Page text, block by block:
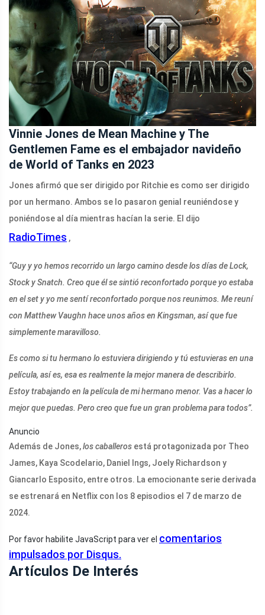
Vinnie Jones de Mean Machine y The
Gentlemen Fame es el embajador navideño
de World of Tanks en 2023
Jones afirmó que ser dirigido por Ritchie es como ser dirigido
por un hermano. Ambos se lo pasaron genial reuniéndose y
poniéndose al día mientras hacían la serie. El dijo
RadioTimes ,
“Guy y yo hemos recorrido un largo camino desde los días de Lock,
Stock y Snatch. Creo que él se sintió reconfortado porque yo estaba
en el set y yo me sentí reconfortado porque nos reunimos. Me reuní
con Matthew Vaughn hace unos años en Kingsman, así que fue
simplemente maravilloso.
Es como si tu hermano lo estuviera dirigiendo y tú estuvieras en una
película, así es, esa es realmente la mejor manera de describirlo.
Estoy trabajando en la película de mi hermano menor. Vas a hacer lo
mejor que puedas. Pero creo que fue un gran problema para todos”.
Anuncio
Además de Jones,los caballeros está protagonizada por Theo
James, Kaya Scodelario, Daniel Ings, Joely Richardson y
Giancarlo Esposito, entre otros. La emocionante serie derivada
se estrenará en Netflix con los 8 episodios el 7 de marzo de
2024.
Por favor habilite JavaScript para ver el comentarios
impulsados ​​por Disqus.
Artículos De Interés